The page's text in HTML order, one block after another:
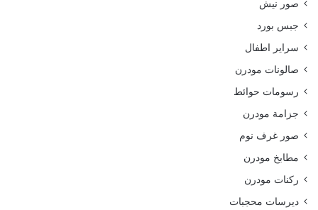
صور نيش
جبس بورد
سراير اطفال
صالونات مودرن
رسومات حوائط
جزامة مودرن
صور غرف نوم
مطابخ مودرن
ركنات مودرن
ديرسات محجبات